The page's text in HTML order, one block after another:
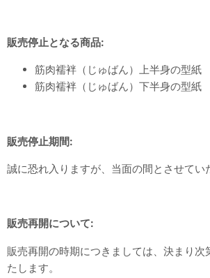
販売停止となる商品:
筋肉襦袢（じゅばん）上半身の型紙
筋肉襦袢（じゅばん）下半身の型紙
販売停止期間:
誠に恐れ入りますが、当面の間とさせてい
販売再開について:
販売再開の時期につきましては、決まり次
たします。